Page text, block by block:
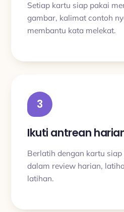
Setiap kartu siap pakai
gambar, kalimat contoh
membantu kata melekat.
3
Ikuti antrean
Berlatih dengan kartu
dalam review harian,
latihan.